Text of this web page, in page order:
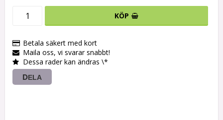
KÖP
Betala säkert med kort
Maila oss, vi svarar snabbt!
Dessa rader kan ändras \*
DELA